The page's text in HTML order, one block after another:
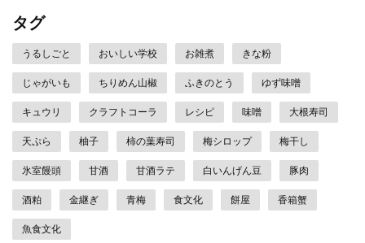
タグ
うるしごと おいしい学校 お雑煮 きな粉
じゃがいも ちりめん山椒 ふきのとう ゆず味噌
キュウリ クラフトコーラ レシピ 味噌 大根寿司
天ぷら 柚子 柿の葉寿司 梅シロップ 梅干し
氷室饅頭 甘酒 甘酒ラテ 白いんげん豆 豚肉
酒粕 金継ぎ 青梅 食文化 餅屋 香箱蟹
魚食文化